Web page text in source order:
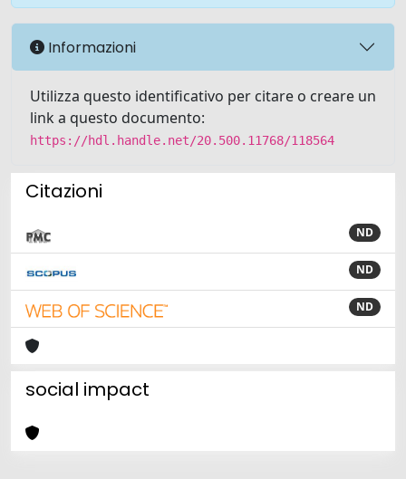
Informazioni
Utilizza questo identificativo per citare o creare un
link a questo documento:
https://hdl.handle.net/20.500.11768/118564
Citazioni
ND
ND
ND
social impact